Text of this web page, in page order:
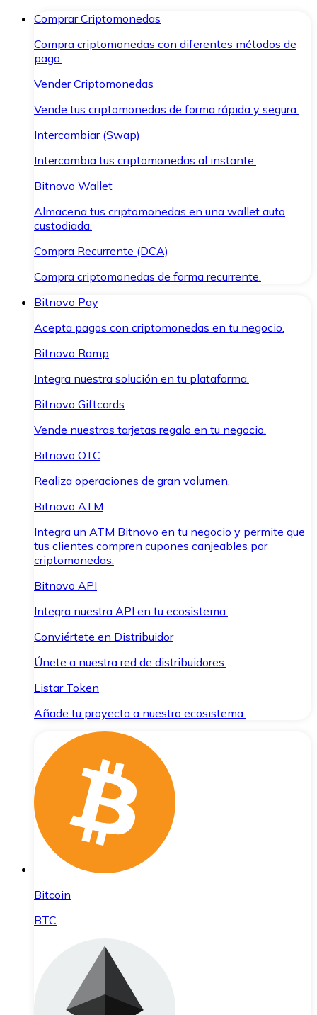
Comprar Criptomonedas
Compra criptomonedas con diferentes métodos de
pago.
Vender Criptomonedas
Vende tus criptomonedas de forma rápida y segura.
Intercambiar (Swap)
Intercambia tus criptomonedas al instante.
Bitnovo Wallet
Almacena tus criptomonedas en una wallet auto
custodiada.
Compra Recurrente (DCA)
Compra criptomonedas de forma recurrente.
Bitnovo Pay
Acepta pagos con criptomonedas en tu negocio.
Bitnovo Ramp
Integra nuestra solución en tu plataforma.
Bitnovo Giftcards
Vende nuestras tarjetas regalo en tu negocio.
Bitnovo OTC
Realiza operaciones de gran volumen.
Bitnovo ATM
Integra un ATM Bitnovo en tu negocio y permite que
tus clientes compren cupones canjeables por
criptomonedas.
Bitnovo API
Integra nuestra API en tu ecosistema.
Conviértete en Distribuidor
Únete a nuestra red de distribuidores.
Listar Token
Añade tu proyecto a nuestro ecosistema.
Bitcoin
BTC